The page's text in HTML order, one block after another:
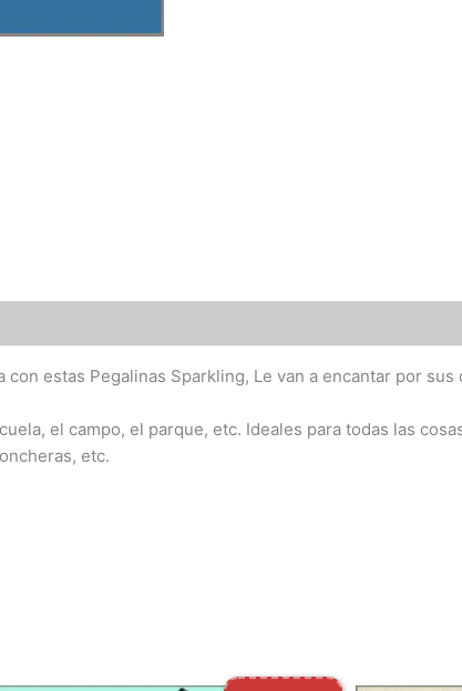
estas Pegalinas Sparkling, Le van a encantar por
el campo, el parque, etc. Ideales para todas las
etc.